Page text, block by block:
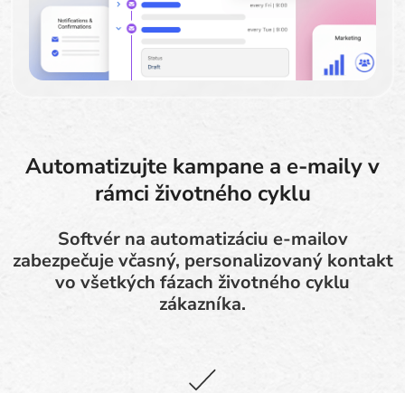
Automatizujte kampane a e-maily v
rámci životného cyklu
Softvér na automatizáciu e-mailov
zabezpečuje včasný, personalizovaný kontakt
vo všetkých fázach životného cyklu
zákazníka.